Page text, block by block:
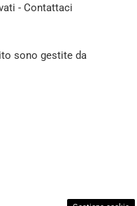
- Contattaci
sono gestite da